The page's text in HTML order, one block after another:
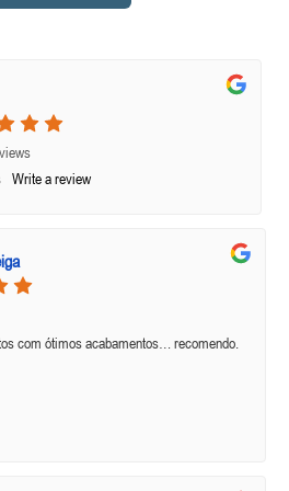
Write a review
com ótimos acabamentos… recomendo.